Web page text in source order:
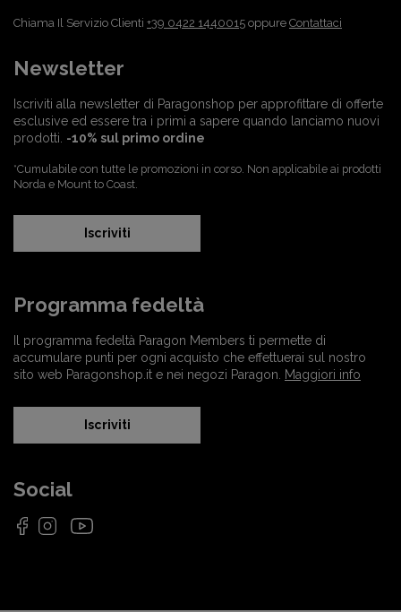
Chiama Il Servizio Clienti +39 0422 1440015 oppure Contattaci
Newsletter
Iscriviti alla newsletter di Paragonshop per approfittare di offerte
esclusive ed essere tra i primi a sapere quando lanciamo nuovi
prodotti. -10% sul primo ordine
*Cumulabile con tutte le promozioni in corso. Non applicabile ai prodotti
Norda e Mount to Coast.
Iscriviti
Programma fedeltà
Il programma fedeltà Paragon Members ti permette di
accumulare punti per ogni acquisto che effettuerai sul nostro
sito web Paragonshop.it e nei negozi Paragon.
Maggiori info
Iscriviti
Social